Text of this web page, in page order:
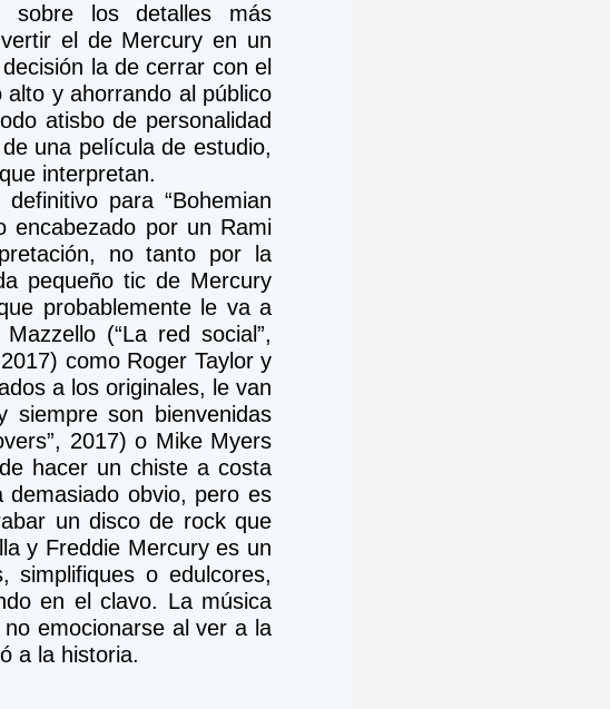
sobre los detalles más
el de Mercury en un
la de cerrar con el
y ahorrando al público
atisbo de personalidad
una película de estudio,
interpretan.
para “Bohemian
encabezado por un Rami
no tanto por la
pequeño tic de Mercury
probablemente le va a
(“La red social”,
como Roger Taylor y
a los originales, le van
son bienvenidas
2017) o Mike Myers
hacer un chiste a costa
obvio, pero es
un disco de rock que
y Freddie Mercury es un
simplifiques o edulcores,
en el clavo. La música
emocionarse al ver a la
a la historia.